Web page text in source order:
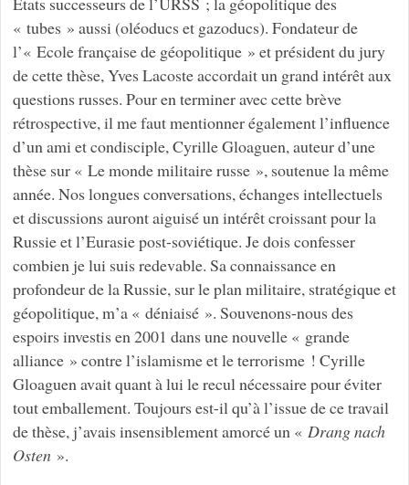
« tubes » aussi (oléoducs et gazoducs). Fondateur de
l’« Ecole française de géopolitique » et président du jury
de cette thèse, Yves Lacoste accordait un grand intérêt aux
questions russes. Pour en terminer avec cette brève
rétrospective, il me faut mentionner également l’influence
d’un ami et condisciple, Cyrille Gloaguen, auteur d’une
thèse sur « Le monde militaire russe », soutenue la même
année. Nos longues conversations, échanges intellectuels
et discussions auront aiguisé un intérêt croissant pour la
Russie et l’Eurasie post-soviétique. Je dois confesser
combien je lui suis redevable. Sa connaissance en
profondeur de la Russie, sur le plan militaire, stratégique et
géopolitique, m’a « déniaisé ». Souvenons-nous des
espoirs investis en 2001 dans une nouvelle « grande
alliance » contre l’islamisme et le terrorisme ! Cyrille
Gloaguen avait quant à lui le recul nécessaire pour éviter
tout emballement. Toujours est-il qu’à l’issue de ce travail
de thèse, j’avais insensiblement amorcé un « Drang nach
Osten».